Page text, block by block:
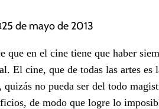
25 de mayo de 2013
en el cine tiene que haber
El cine, que de todas las artes es
quizás no pueda ser del todo
de modo que logre lo